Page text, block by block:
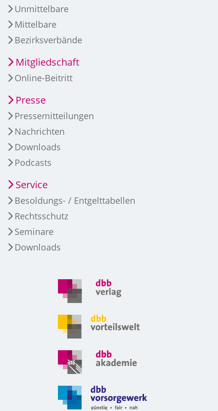
Unmittelbare
Mittelbare
Bezirksverbände
Mitgliedschaft
Online-Beitritt
Presse
Pressemitteilungen
Nachrichten
Downloads
Podcasts
Service
Besoldungs- / Entgelttabellen
Rechtsschutz
Seminare
Downloads